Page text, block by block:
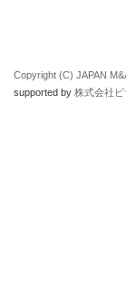
Copyright (C) JAPAN
supported by 株式会社ビ